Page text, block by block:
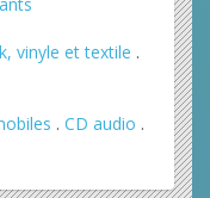
vinyle et textile .
. CD audio .